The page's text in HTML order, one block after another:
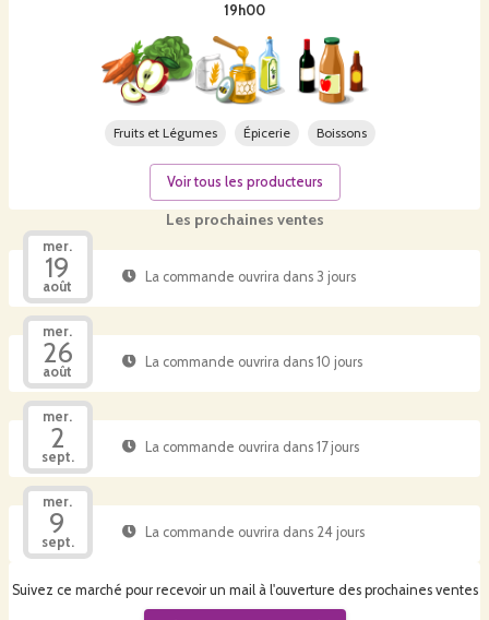
Les prochaines ventes
mer.
19
août
La commande ouvrira dans 3 jours
mer.
26
août
La commande ouvrira dans 10 jours
mer.
2
sept.
La commande ouvrira dans 17 jours
mer.
9
sept.
La commande ouvrira dans 24 jours
Suivez ce marché pour recevoir un mail à l'ouverture des prochaines ventes
19h00
Fruits et Légumes Épicerie Boissons
Voir tous les producteurs